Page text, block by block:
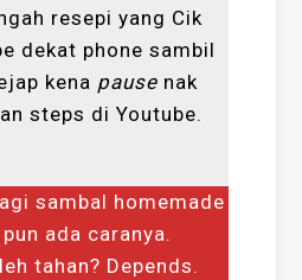
resepi yang Cik
dekat phone sambil
kena pause nak
steps di Youtube.
sambal homemade
ada caranya.
tahan? Depends.